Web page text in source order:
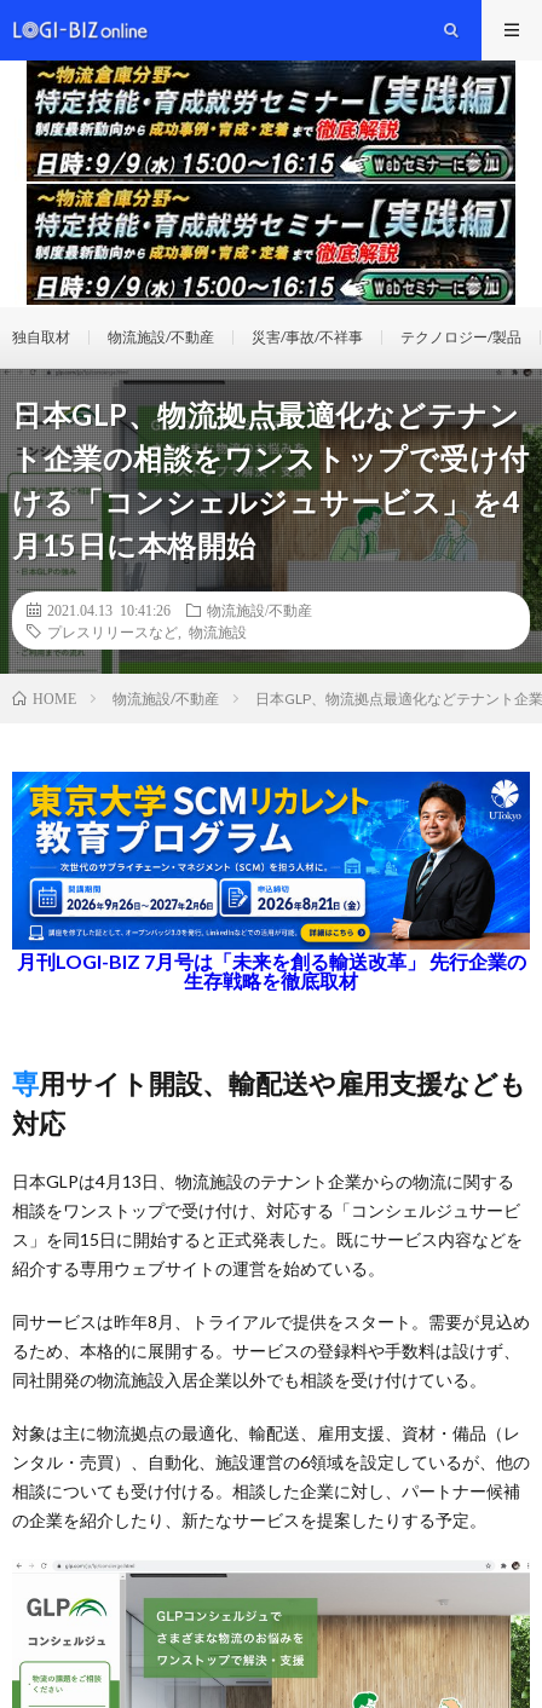
独自取材 物流施設/不動産 災害/事故/不祥事 テクノロジー/製品
日本GLP、物流拠点最適化などテナン
ト企業の相談をワンストップで受け付
ける「コンシェルジュサービス」を4
月15日に本格開始
2021.04.13 10:41:26
物流施設/不動産
プレスリリースなど
物流施設
HOME 物流施設/不動産 日本GLP、物流拠点最適化などテナント企
月刊LOGI-BIZ 7月号は「未来を創る輸送改革」 先行企業の
生存戦略を徹底取材
専用サイト開設、輸配送や雇用支援なども
対応
日本GLPは4月13日、物流施設のテナント企業からの物流に関する
相談をワンストップで受け付け、対応する「コンシェルジュサービ
ス」を同15日に開始すると正式発表した。既にサービス内容などを
紹介する専用ウェブサイトの運営を始めている。
同サービスは昨年8月、トライアルで提供をスタート。需要が見込め
るため、本格的に展開する。サービスの登録料や手数料は設けず、
同社開発の物流施設入居企業以外でも相談を受け付けている。
対象は主に物流拠点の最適化、輸配送、雇用支援、資材・備品（レ
ンタル・売買）、自動化、施設運営の6領域を設定しているが、他の
相談についても受け付ける。相談した企業に対し、パートナー候補
の企業を紹介したり、新たなサービスを提案したりする予定。